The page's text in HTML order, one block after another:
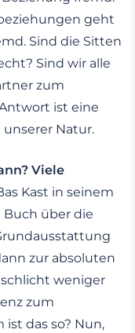
geht
Sind die Sitten
Sind wir alle
zum
ist eine
Natur.
Viele
Kast in seinem
über die
zur absoluten
schlicht weniger
zum
das so? Nun,